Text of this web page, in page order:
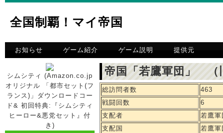
全国制覇！マイ帝国
お知らせ ゲーム紹介 ゲーム説明 提供元
シムシティ (Amazon.co.jp
オリジナル 「都市セット(フ
ランス)」ダウンロードコー
ド& 初回特典:『シムシティ
ヒーロー&悪党セット』付
き)
帝国「若鷹軍団」 （
総訪問者数
463
戦闘回数
6
支配者
若鷹軍
支配国
若鷹軍